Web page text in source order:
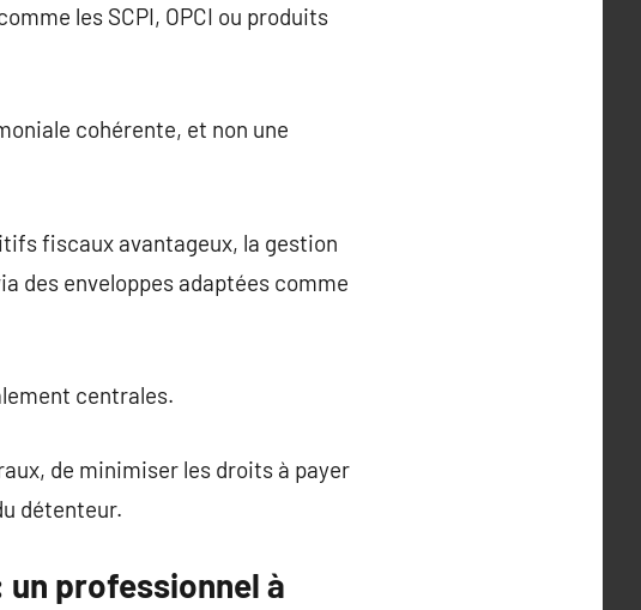
les SCPI, OPCI ou produits
cohérente, et non une
fiscaux avantageux, la gestion
des enveloppes adaptées comme
centrales.
de minimiser les droits à payer
détenteur.
professionnel à